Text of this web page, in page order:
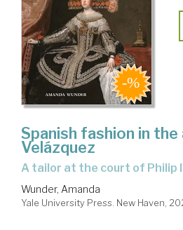
Spanish fashion in
Velázquez
a tailor at the court of Philip
Wunder, Amanda
Yale University Press. New Haven,